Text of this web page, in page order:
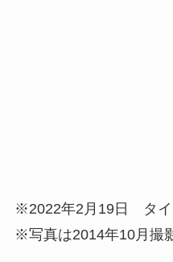
※2022年2月19日 タイ
※写真は2014年10月撮